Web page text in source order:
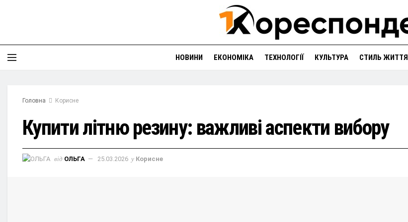
НОВИНИ ЕКОНОМІКА ТЕХНОЛОГІЇ КУЛЬТУРА СТИЛЬ ЖИТТЯ
Головна Корисне
Купити літню резину: важливі аспекти вибору
від ОЛЬГА 25.03.2026 у Корисне